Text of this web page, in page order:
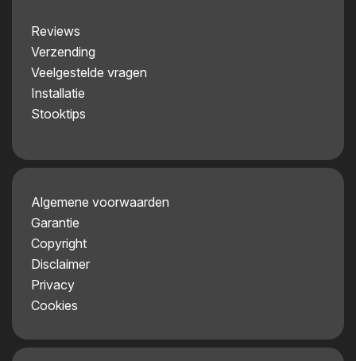
Reviews
Verzending
Veelgestelde vragen
Installatie
Stooktips
Algemene voorwaarden
Garantie
Copyright
Disclaimer
Privacy
Cookies